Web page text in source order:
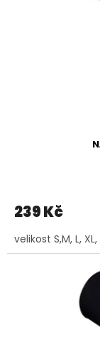
239 Kč
velikost S,M, L,